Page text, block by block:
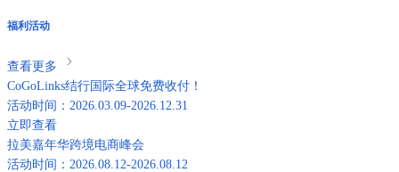
福利活动
查看更多
CoGoLinks结行国际全球免费收付！
活动时间：2026.03.09-2026.12.31
立即查看
拉美嘉年华跨境电商峰会
活动时间：2026.08.12-2026.08.12